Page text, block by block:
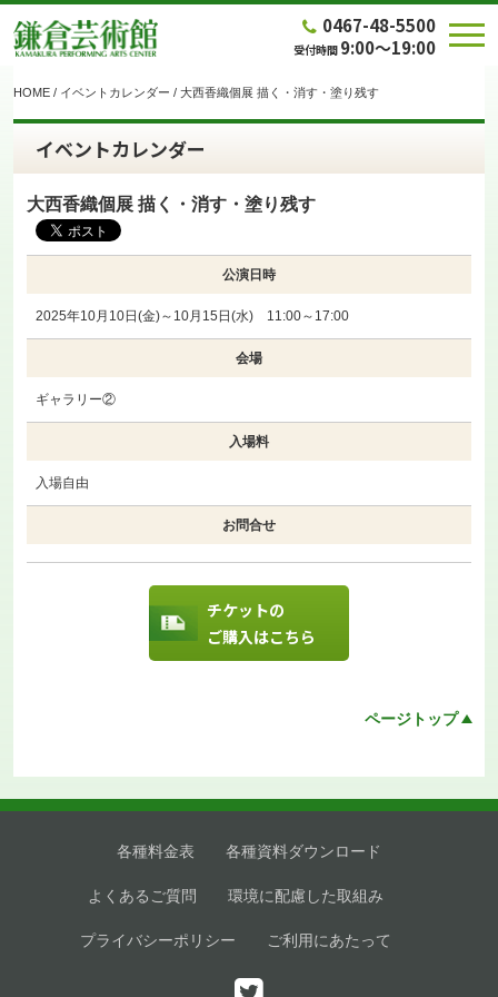
0467-48-5500
受付時間 9:00～19:00
HOME / イベントカレンダー / 大西香織個展 描く・消す・塗り残す
チケットの
ご購入はこちら
イベントカレンダー
大西香織個展 描く・消す・塗り残す
公演日時
2025年10月10日(金)～10月15日(水) 11:00～17:00
会場
ギャラリー②
入場料
入場自由
お問合せ
ページトップ
各種料金表 各種資料ダウンロード
よくあるご質問 環境に配慮した取組み
プライバシーポリシー ご利用にあたって